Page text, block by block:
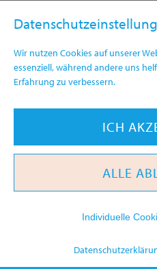
Wir nutzen Cookies auf unserer
essenziell, während andere uns
Erfahrung zu verbessern.
ICH
ALLE
Individuelle